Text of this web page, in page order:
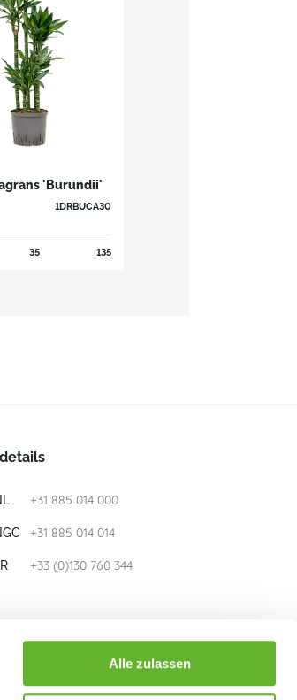
Alle zulassen
'Burundii'
1DRBUCA30
35 135
+31 885 014 000
+31 885 014 014
+33 (0)130 760 344
europe.com